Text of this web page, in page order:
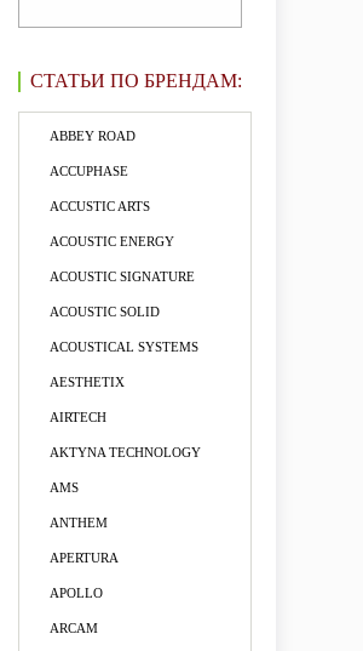
СТАТЬИ ПО БРЕНДАМ:
ABBEY ROAD
ACCUPHASE
ACCUSTIC ARTS
ACOUSTIC ENERGY
ACOUSTIC SIGNATURE
ACOUSTIC SOLID
ACOUSTICAL SYSTEMS
AESTHETIX
AIRTECH
AKTYNA TECHNOLOGY
AMS
ANTHEM
APERTURA
APOLLO
ARCAM